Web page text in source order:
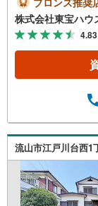
い。そん
致します
業時間
現地を
お客様:
金計画
前に知る
見える化
るファ
シュフ
上げ返済
す。
株式会社東宝ハウ
4.83
流山市江戸川台西1